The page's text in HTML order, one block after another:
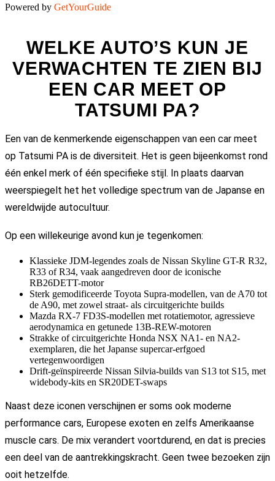
Powered by GetYourGuide
WELKE AUTO’S KUN JE
VERWACHTEN TE ZIEN BIJ
EEN CAR MEET OP
TATSUMI PA?
Een van de kenmerkende eigenschappen van een car meet
op Tatsumi PA is de diversiteit. Het is geen bijeenkomst rond
één enkel merk of één specifieke stijl. In plaats daarvan
weerspiegelt het het volledige spectrum van de Japanse en
wereldwijde autocultuur.
Op een willekeurige avond kun je tegenkomen:
Klassieke JDM-legendes zoals de Nissan Skyline GT-R R32,
R33 of R34, vaak aangedreven door de iconische
RB26DETT-motor
Sterk gemodificeerde Toyota Supra-modellen, van de A70 tot
de A90, met zowel straat- als circuitgerichte builds
Mazda RX-7 FD3S-modellen met rotatiemotor, agressieve
aerodynamica en getunede 13B-REW-motoren
Strakke of circuitgerichte Honda NSX NA1- en NA2-
exemplaren, die het Japanse supercar-erfgoed
vertegenwoordigen
Drift-geïnspireerde Nissan Silvia-builds van S13 tot S15, met
widebody-kits en SR20DET-swaps
Naast deze iconen verschijnen er soms ook moderne
performance cars, Europese exoten en zelfs Amerikaanse
muscle cars. De mix verandert voortdurend, en dat is precies
een deel van de aantrekkingskracht. Geen twee bezoeken zijn
ooit hetzelfde.